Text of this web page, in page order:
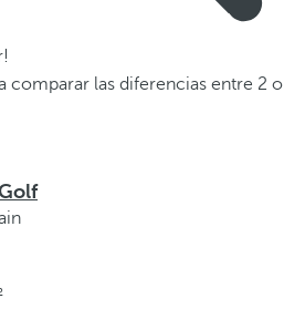
comparar las diferencias entre 2 o